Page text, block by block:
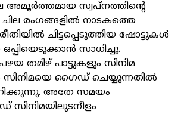
അമൂർത്തമായ സ്വപ്നത്തിന്റെ
ചില രംഗങ്ങളിൽ നാടകത്തെ
ചിട്ടപ്പെടുത്തിയ ഷോട്ടുകൾ
സാധിച്ചു.
തമിഴ് പാട്ടുകളും സിനിമ
ഗൈഡ് ചെയ്യുന്നതിൽ
അതേ സമയം
സിനിമയിലുടനീളം